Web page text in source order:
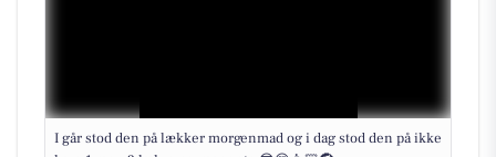
I går stod den på lækker morgenmad og i dag stod den på ikke